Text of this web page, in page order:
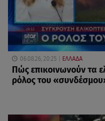
06.08.26, 20:25 ΕΛΛΑΔΑ
Πώς επικοινωνούν τα
ρόλος του